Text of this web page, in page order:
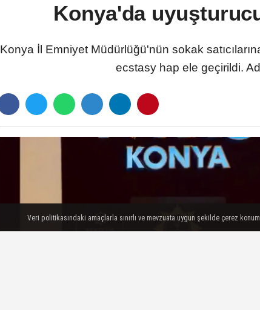
Konya'da
Konya İl Emniyet Müdürlüğü'nün sokak
ecstasy hap ele geçirildi.
Veri politikasındaki amaçlarla sınırlı ve mevzuata uygun şekilde çerez